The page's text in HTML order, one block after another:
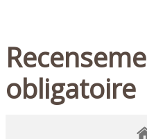
obligatoire